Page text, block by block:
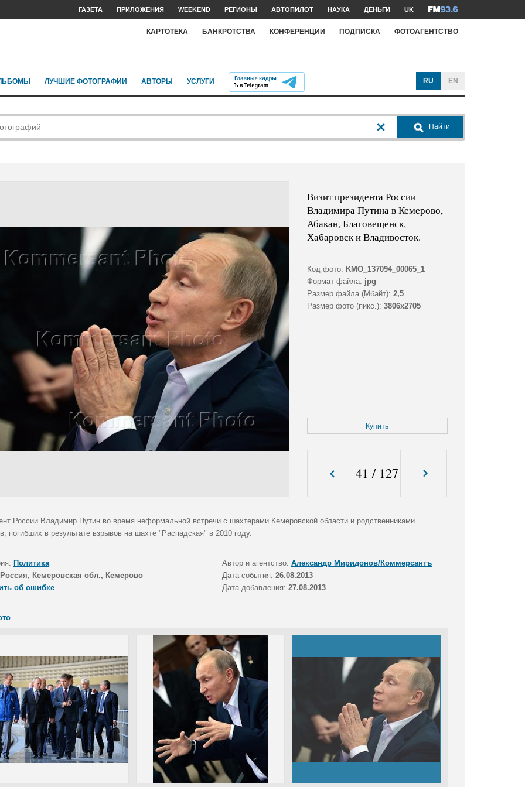
ГАЗЕТА ПРИЛОЖЕНИЯ WEEKEND РЕГИОНЫ АВТОПИЛОТ НАУКА ДЕНЬГИ UK
КАРТОТЕКА БАНКРОТСТВА КОНФЕРЕНЦИИ ПОДПИСКА ФОТОАГЕНТСТВО
ЛУЧШИЕ ФОТОГРАФИИ АВТОРЫ УСЛУГИ RU EN
Найти
Визит президента России
Владимира Путина в Кемерово,
Абакан, Благовещенск,
Хабаровск и Владивосток.
Код фото: KMO_137094_00065_1
Формат файла: jpg
Размер файла (Мбайт): 2,5
Размер фото (пикс.): 3806x2705
Купить
41 / 127
России Владимир Путин во время неформальной встречи с шахтерами Кемеровской области и родственниками
погибших в результате взрывов на шахте "Распадская" в 2010 году.
Политика Автор и агентство: Александр Миридонов/Коммерсантъ
Россия, Кемеровская обл., Кемерово Дата события: 26.08.2013
об ошибке
Дата добавления: 27.08.2013